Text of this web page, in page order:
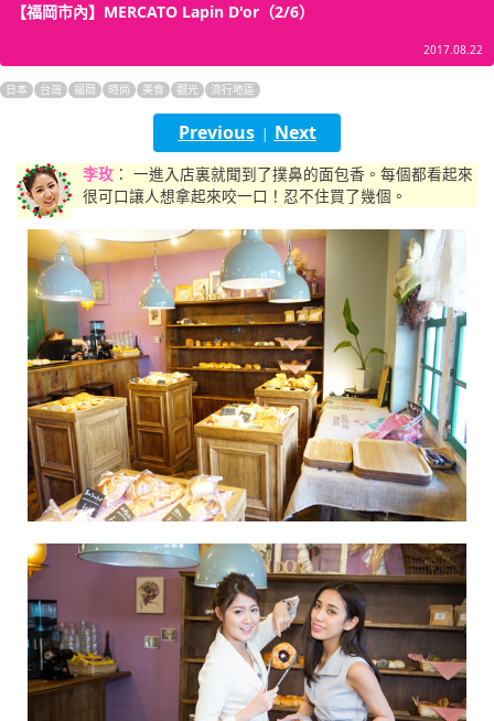
簡体中文
English
ภาษาไทย
tiéng Viêt
Bahasa Indonesia
【福岡市內】MERCATO Lapin D'or（2/6）
2017.08.22
日本 台灣 福岡 時尚 美食 觀光 流行地區
Previous| Next
李玫 ： 一進入店裏就聞到了撲鼻的面包香。每個都看起來
很可口讓人想拿起來咬一口！忍不住買了幾個。